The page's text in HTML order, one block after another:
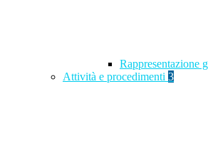
Rappresentazione
Attività e procedimenti 3